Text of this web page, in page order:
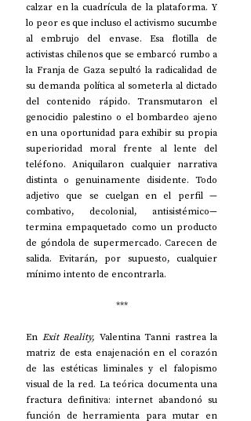
calzar en la cuadrícula de la plataforma. Y
lo peor es que incluso el activismo sucumbe
al embrujo del envase. Esa flotilla de
activistas chilenos que se embarcó rumbo a
la Franja de Gaza sepultó la radicalidad de
su demanda política al someterla al dictado
del contenido rápido. Transmutaron el
genocidio palestino o el bombardeo ajeno
en una oportunidad para exhibir su propia
superioridad moral frente al lente del
teléfono. Aniquilaron cualquier narrativa
distinta o genuinamente disidente. Todo
adjetivo que se cuelgan en el perfil —
combativo, decolonial, antisistémico—
termina empaquetado como un producto
de góndola de supermercado. Carecen de
salida. Evitarán, por supuesto, cualquier
mínimo intento de encontrarla.
***
En Exit Reality, Valentina Tanni rastrea la
matriz de esta enajenación en el corazón
de las estéticas liminales y el falopismo
visual de la red. La teórica documenta una
fractura definitiva: internet abandonó su
función de herramienta para mutar en